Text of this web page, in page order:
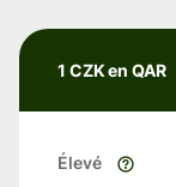
1 CZK en QAR
Élevé